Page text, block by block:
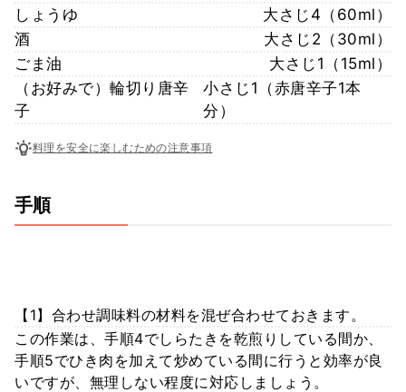
しょうゆ
大さじ4（60ml）
酒
大さじ2（30ml）
ごま油
大さじ1（15ml）
（お好みで）輪切り唐辛
子
小さじ1（赤唐辛子1本
分）
料理を安全に楽しむための注意事項
手順
【1】合わせ調味料の材料を混ぜ合わせておきます。
この作業は、手順4でしらたきを乾煎りしている間か、
手順5でひき肉を加えて炒めている間に行うと効率が良
いですが、無理しない程度に対応しましょう。